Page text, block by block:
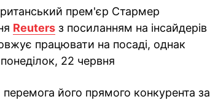
прем'єр Стармер
Reuters з посиланням на інсайдерів
працювати на посаді, однак
22 червня
його прямого конкурента за